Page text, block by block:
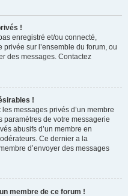
!
enregistré et/ou connecté,
privée sur l’ensemble du forum, ou
des messages. Contactez
!
messages privés d’un membre
paramètres de votre messagerie
abusifs d’un membre en
Ce dernier a la
d’envoyer des messages
membre de ce forum !